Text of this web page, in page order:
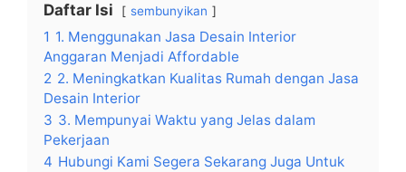
Daftar Isi sembunyikan
1 1. Menggunakan Jasa Desain Interior
Anggaran Menjadi Affordable
2 2. Meningkatkan Kualitas Rumah dengan Jasa
Desain Interior
3 3. Mempunyai Waktu yang Jelas dalam
Pekerjaan
4 Hubungi Kami Segera Sekarang Juga Untuk